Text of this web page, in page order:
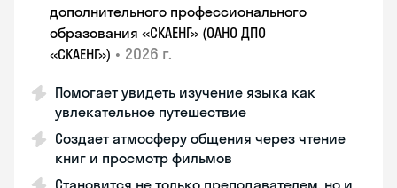
дополнительного профессионального
образования «СКАЕНГ» (ОАНО ДПО
«СКАЕНГ») • 2026 г.
Помогает увидеть изучение языка как
увлекательное путешествие
Создает атмосферу общения через чтение
книг и просмотр фильмов
Становится не только преподавателем, но и